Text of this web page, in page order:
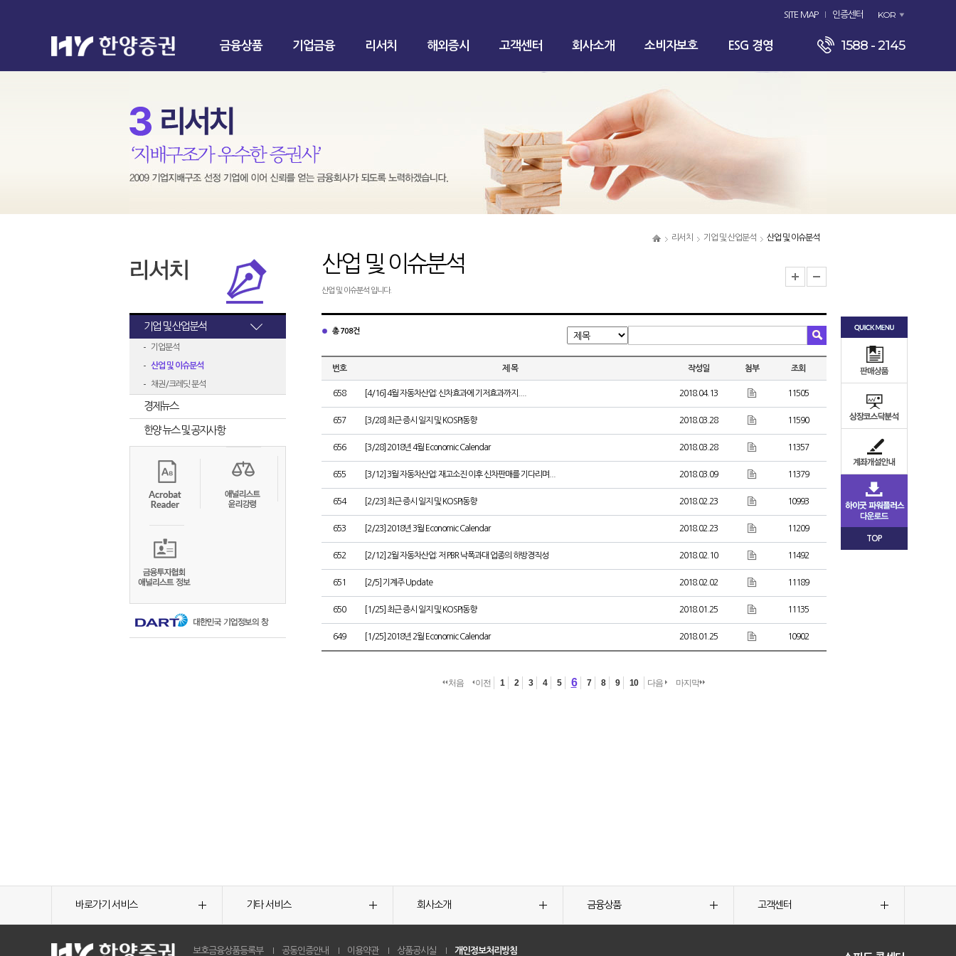
SITE MAP 인증센터 KOR
금융상품 기업금융 리서치 해외증시 고객센터 회사소개 소비자보호 ESG 경영 1588 - 2145
리서치 기업 및 산업분석 산업 및 이슈분석
기업 및 산업분석
기업분석
산업 및 이슈분석
채권/크레딧 분석
경제뉴스
한양 뉴스 및 공지사항
산업 및 이슈분석
산업 및 이슈분석 입니다.
총 708건
번호 제 목 작성일 첨부 조회
658 [4/16] 4월 자동차산업: 신차효과에 기저효과까지.... 2018.04.13 11505
657 [3/28] 최근 증시 일지 및 KOSPI동향 2018.03.28 11590
656 [3/28] 2018년 4월 Economic Calendar 2018.03.28 11357
655 [3/12] 3월 자동차산업: 재고소진 이후 신차판매를 기다리며... 2018.03.09 11379
654 [2/23] 최근 증시 일지 및 KOSPI동향 2018.02.23 10993
653 [2/23] 2018년 3월 Economic Calendar 2018.02.23 11209
652 [2/12] 2월 자동차산업: 저 PBR 낙폭과대 업종의 하방경직성 2018.02.10 11492
651 [2/5] 기계주 Update 2018.02.02 11189
650 [1/25] 최근 증시 일지 및 KOSPI동향 2018.01.25 11135
649 [1/25] 2018년 2월 Economic Calendar 2018.01.25 10902
처음 이전 1 2 3 4 5 6 7 8 9 10 다음 마지막
TOP
바로가기 서비스 기타 서비스 회사소개 금융상품 고객센터
보호금융상품등록부 공동인증안내 이용약관 상품공시실 개인정보처리방침